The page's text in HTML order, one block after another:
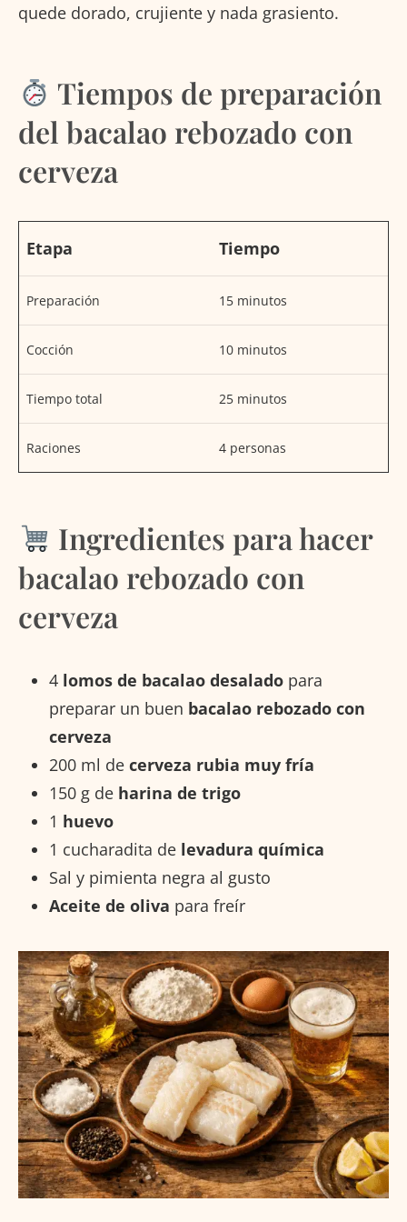
quede dorado, crujiente y nada grasiento.
Tiempos de preparación
del bacalao rebozado con
cerveza
Etapa Tiempo
Preparación 15 minutos
Cocción 10 minutos
Tiempo total 25 minutos
Raciones 4 personas
Ingredientes para hacer
bacalao rebozado con
cerveza
4 lomos de bacalao desalado para
preparar un buen bacalao rebozado con
cerveza
200 ml de cerveza rubia muy fría
150 g de harina de trigo
1 huevo
1 cucharadita de levadura química
Sal y pimienta negra al gusto
Aceite de oliva para freír